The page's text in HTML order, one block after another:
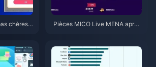
chères p
Pièces MICO Live MENA après